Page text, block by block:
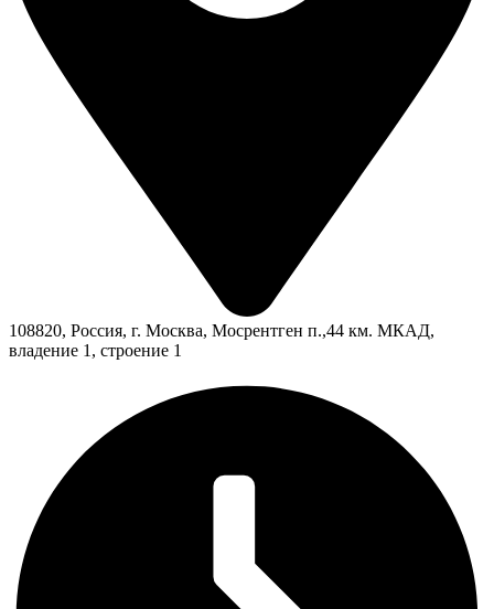
108820, Россия, г. Москва, Мосрентген п.,44 км. МКАД,
владение 1, строение 1